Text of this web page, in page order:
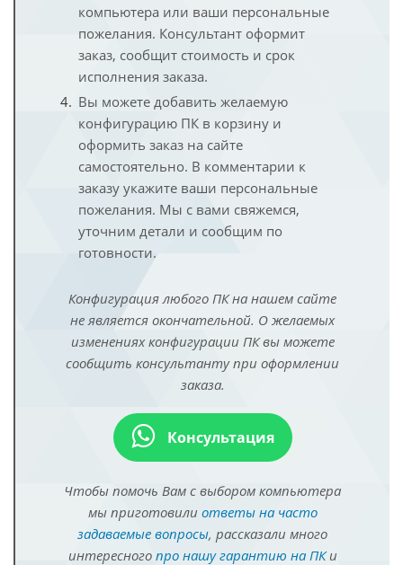
компьютера или ваши персональные
пожелания. Консультант оформит
заказ, сообщит стоимость и срок
исполнения заказа.
Вы можете добавить желаемую
конфигурацию ПК в корзину и
оформить заказ на сайте
самостоятельно. В комментарии к
заказу укажите ваши персональные
пожелания. Мы с вами свяжемся,
уточним детали и сообщим по
готовности.
Конфигурация любого ПК на нашем сайте
не является окончательной. О желаемых
изменениях конфигурации ПК вы можете
сообщить консультанту при оформлении
заказа.
Консультация
Чтобы помочь Вам с выбором компьютера
мы приготовили ответы на часто
задаваемые вопросы, рассказали много
интересного про нашу гарантию на ПКи